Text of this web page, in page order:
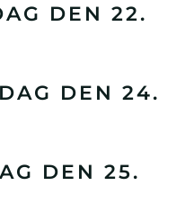
DEN 22.
DEN 24.
DEN 25.